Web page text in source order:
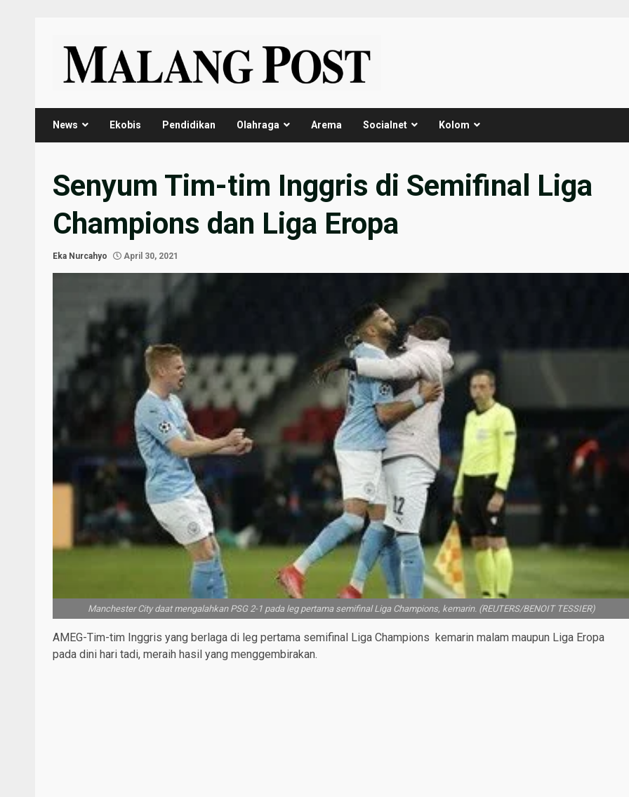
content
News Ekobis Pendidikan Olahraga Arema Socialnet Kolom
Senyum Tim-tim Inggris di Semifinal Liga
Champions dan Liga Eropa
Eka Nurcahyo April 30, 2021
Manchester City daat mengalahkan PSG 2-1 pada leg pertama semifinal Liga Champions, kemarin. (REUTERS/BENOIT TESSIER)
AMEG-Tim-tim Inggris yang berlaga di leg pertama semifinal Liga Champions kemarin malam maupun Liga Eropa
pada dini hari tadi, meraih hasil yang menggembirakan.